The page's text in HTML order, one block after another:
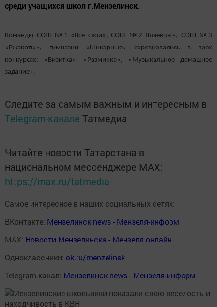
среди учащихся школ г.Мензелинск.
Команды СОШ №1 «Все свои», СОШ №2 Ялаевцы», СОШ №3
«Ржакоты», гимназии «Шикэрные» соревновались в трех
конкурсах: «Визитка», «Разминка», «Музыкальное домашнее
задание».
Следите за самым важным и интересным в
Telegram-канале Татмедиа
Читайте новости Татарстана в
национальном мессенджере MАХ:
https://max.ru/tatmedia
Самое интересное в наших социальных сетях:
ВКонтакте: Мензелинск news - Мензеля-информ
MAX: Новости Мензелинска - Мензеля онлайн
Одноклассники: ok.ru/menzelinsk
Telegram-канал: Мензелинск news - Мензеля-информ